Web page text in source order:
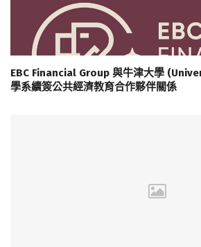
EBC Financial Group 與牛津大學
學系續簽公共經濟教育合作夥伴關係